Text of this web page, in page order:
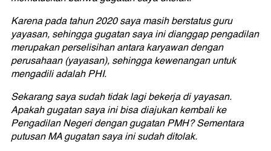
Karena pada tahun 2020 saya masih berstatus guru
yayasan, sehingga gugatan saya ini dianggap pengadilan
merupakan perselisihan antara karyawan dengan
perusahaan (yayasan), sehingga kewenangan untuk
mengadili adalah PHI.
Sekarang saya sudah tidak lagi bekerja di yayasan.
Apakah gugatan saya ini bisa diajukan kembali ke
Pengadilan Negeri dengan gugatan PMH? Sementara
putusan MA gugatan saya ini sudah ditolak.